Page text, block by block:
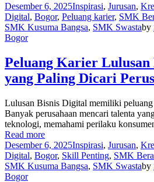
Desember 6, 2025Inspirasi, Jurusan,
Digital, Bogor, Peluang karier, SMK
SMK Kusuma Bangsa, SMK Swastaby
Bogor
Peluang Karier Lulusan
yang Paling Dicari
Lulusan Bisnis Digital memiliki peluang
Banyak perusahaan mencari talenta
teknologi, memahami perilaku
Read more
Desember 6, 2025Inspirasi, Jurusan,
Digital, Bogor, Skill Penting, SMK
SMK Kusuma Bangsa, SMK Swastaby
Bogor